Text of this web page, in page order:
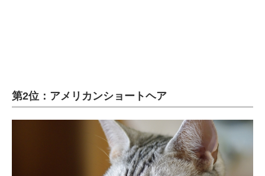
モノづくり技術者専門サイト
エレクトロニクス専門サイト
第2位：アメリカンショートヘア